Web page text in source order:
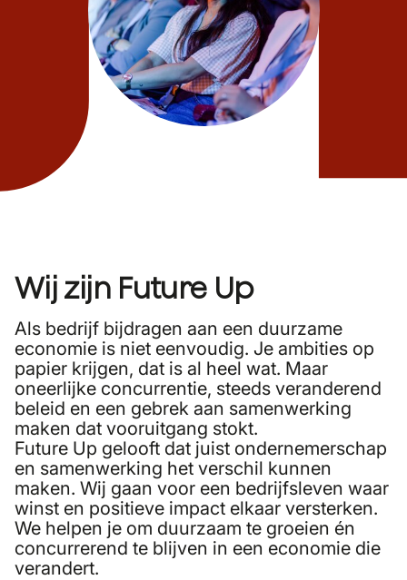
Wij zijn Future Up
Als bedrijf bijdragen aan een duurzame
economie is niet eenvoudig. Je ambities op
papier krijgen, dat is al heel wat. Maar
oneerlijke concurrentie, steeds veranderend
beleid en een gebrek aan samenwerking
maken dat vooruitgang stokt.
Future Up gelooft dat juist ondernemerschap
en samenwerking het verschil kunnen
maken. Wij gaan voor een bedrijfsleven waar
winst en positieve impact elkaar versterken.
We helpen je om duurzaam te groeien én
concurrerend te blijven in een economie die
verandert.